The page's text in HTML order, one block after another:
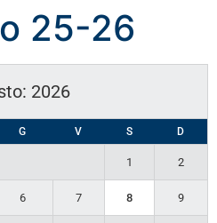
25-26
2026
G V S D
1 2
6 7 8 9